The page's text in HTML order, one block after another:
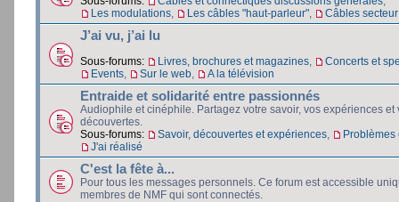
Les modulations
Les câbles "haut-parleur" Câbles
J’ai vu, j’ai lu
Sous-forums: Livres, brochures et magazines
Concerts et
Events
Sur le web A la télévision
Entraide et solidarité entre passionnés
Audiophile et cinéphile. Partagez votre savoir, vos expériences et
découvertes.
Sous-forums:
Savoir, découvertes et expériences
Problèmes
J'ai réalisé
C'est la fête à...
Pour tous les messages personnels. Ce forum est accessible
membres de NMF qui sont connectés.